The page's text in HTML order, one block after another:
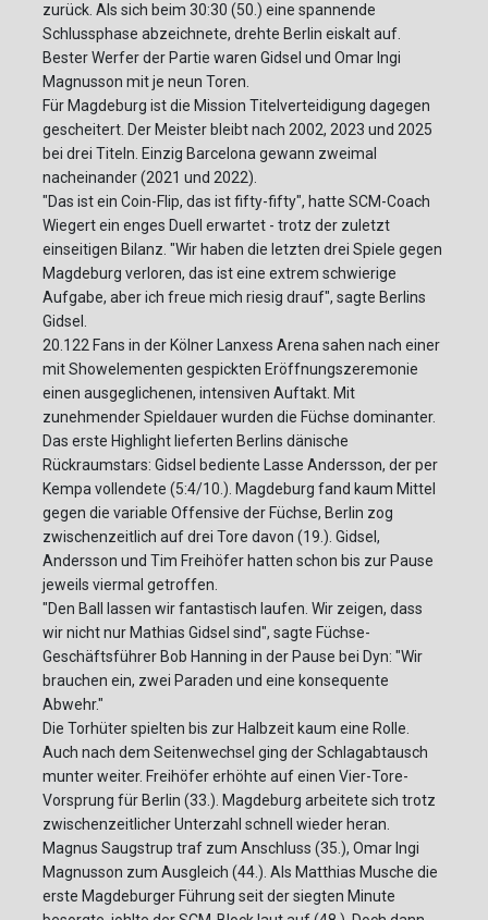
zurück. Als sich beim 30:30 (50.) eine spannende
Schlussphase abzeichnete, drehte Berlin eiskalt auf.
Bester Werfer der Partie waren Gidsel und Omar Ingi
Magnusson mit je neun Toren.
Für Magdeburg ist die Mission Titelverteidigung dagegen
gescheitert. Der Meister bleibt nach 2002, 2023 und 2025
bei drei Titeln. Einzig Barcelona gewann zweimal
nacheinander (2021 und 2022).
"Das ist ein Coin-Flip, das ist fifty-fifty", hatte SCM-Coach
Wiegert ein enges Duell erwartet - trotz der zuletzt
einseitigen Bilanz. "Wir haben die letzten drei Spiele gegen
Magdeburg verloren, das ist eine extrem schwierige
Aufgabe, aber ich freue mich riesig drauf", sagte Berlins
Gidsel.
20.122 Fans in der Kölner Lanxess Arena sahen nach einer
mit Showelementen gespickten Eröffnungszeremonie
einen ausgeglichenen, intensiven Auftakt. Mit
zunehmender Spieldauer wurden die Füchse dominanter.
Das erste Highlight lieferten Berlins dänische
Rückraumstars: Gidsel bediente Lasse Andersson, der per
Kempa vollendete (5:4/10.). Magdeburg fand kaum Mittel
gegen die variable Offensive der Füchse, Berlin zog
zwischenzeitlich auf drei Tore davon (19.). Gidsel,
Andersson und Tim Freihöfer hatten schon bis zur Pause
jeweils viermal getroffen.
"Den Ball lassen wir fantastisch laufen. Wir zeigen, dass
wir nicht nur Mathias Gidsel sind", sagte Füchse-
Geschäftsführer Bob Hanning in der Pause bei Dyn: "Wir
brauchen ein, zwei Paraden und eine konsequente
Abwehr."
Die Torhüter spielten bis zur Halbzeit kaum eine Rolle.
Auch nach dem Seitenwechsel ging der Schlagabtausch
munter weiter. Freihöfer erhöhte auf einen Vier-Tore-
Vorsprung für Berlin (33.). Magdeburg arbeitete sich trotz
zwischenzeitlicher Unterzahl schnell wieder heran.
Magnus Saugstrup traf zum Anschluss (35.), Omar Ingi
Magnusson zum Ausgleich (44.). Als Matthias Musche die
erste Magdeburger Führung seit der siegten Minute